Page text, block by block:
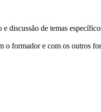
discussão de temas
formador e com os outros